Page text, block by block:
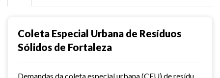
Coleta Especial Urbana de Resíduos
Sólidos de Fortaleza